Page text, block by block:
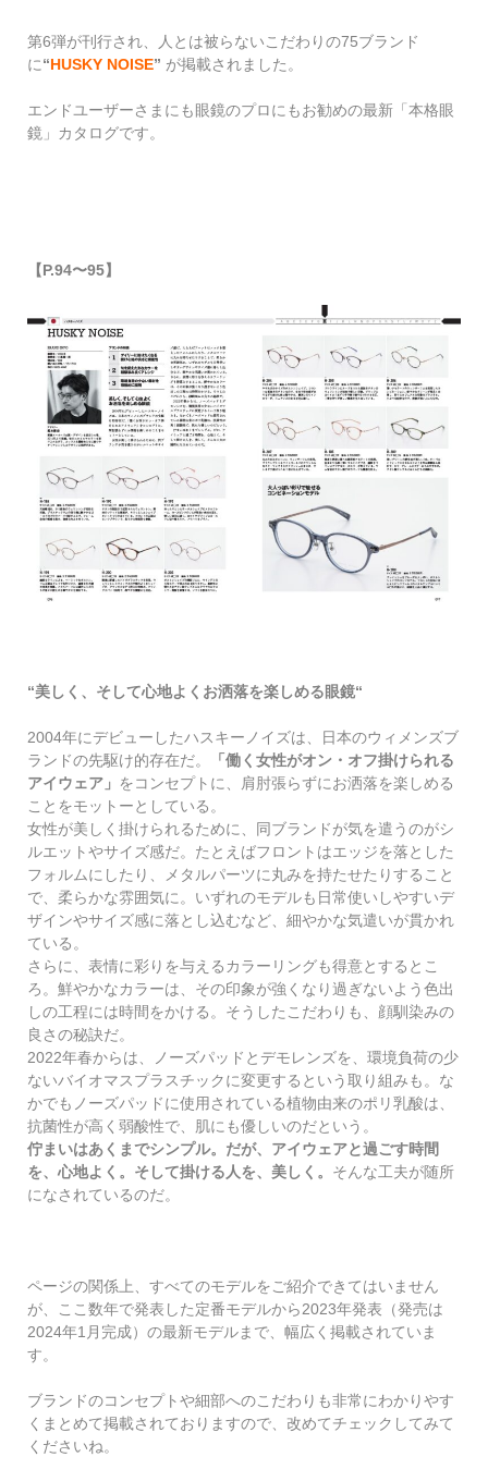
第6弾が刊行され、 人とは被らないこだわりの75ブランド
に“HUSKY NOISE” が掲載されました。
エンドユーザーさまにも眼鏡のプロにもお勧めの最新「本格眼
鏡」カタログです。
【P.94〜95】
“美しく、そして心地よくお洒落を楽しめる眼鏡“
2004年にデビューしたハスキーノイズは、日本のウィメンズブ
ランドの先駆け的存在だ。
「働く女性がオン・オフ掛けられる
アイウェア」 をコンセプトに、肩肘張らずにお洒落を楽しめる
ことをモットーとしている。
女性が美しく掛けられるために、同ブランドが気を遣うのがシ
ルエットやサイズ感だ。たとえばフロントはエッジを落とした
フォルムにしたり、メタルパーツに丸みを持たせたりすること
で、柔らかな雰囲気に。いずれのモデルも日常使いしやすいデ
ザインやサイズ感に落とし込むなど、細やかな気遣いが貫かれ
ている。
さらに、表情に彩りを与えるカラーリングも得意とするとこ
ろ。鮮やかなカラーは、その印象が強くなり過ぎないよう色出
しの工程には時間をかける。そうしたこだわりも、顔馴染みの
良さの秘訣だ。
2022年春からは、ノーズパッドとデモレンズを、環境負荷の少
ないバイオマスプラスチックに変更するという取り組みも。な
かでもノーズパッドに使用されている植物由来のポリ乳酸は、
抗菌性が高く弱酸性で、肌にも優しいのだという。
佇まいはあくまでシンプル。だが、アイウェアと過ごす時間
を、心地よく。そして掛ける人を、美しく。 そんな工夫が随所
になされているのだ。
ページの関係上、すべてのモデルをご紹介できてはいません
が、ここ数年で発表した定番モデルから2023年発表（発売は
2024年1月完成）の最新モデルまで、幅広く掲載されていま
す。
ブランドのコンセプトや細部へのこだわりも非常にわかりやす
くまとめて掲載されておりますので、改めてチェックしてみて
くださいね。